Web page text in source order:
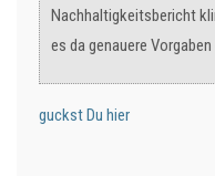
Nachhaltigkeitsbericht
es da genauere Vorgaben
guckst Du hier